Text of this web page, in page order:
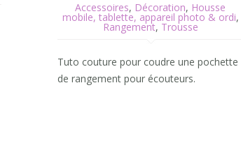
Accessoires, Décoration, Housse
mobile, tablette, appareil photo & ordi,
Rangement, Trousse
Tuto couture pour coudre une pochette
de rangement pour écouteurs.